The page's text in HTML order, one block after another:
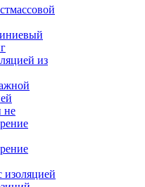
из
не
изоляцией